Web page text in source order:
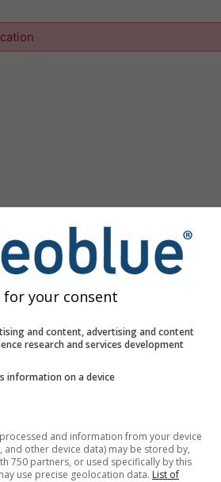
данные
Try it for
for your consent
and content, advertising and content
research and services development
information on a device
and information from your device
and other device data) may be stored by,
750 partners, or used specifically by this
use precise geolocation data. List of